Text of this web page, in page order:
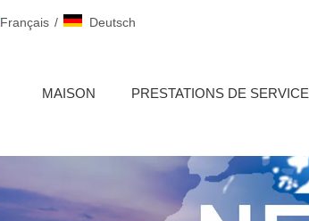
Français / Deutsch
MAISON PRESTATIONS DE SERVICE